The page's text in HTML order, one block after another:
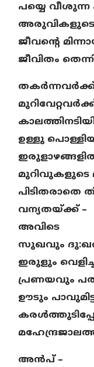
പയ്യെ വീശുന്ന
അരുവികളുടെ
ജീവന്റെ
ജീവിതം
ഉള്ളു
പിടിതരാതെ
വന്യതയ്ക്ക് –
അവിടെ
സുഖവും
ഇരുളും
പ്രണയവും
ഊടും
അൻപ്‌ –